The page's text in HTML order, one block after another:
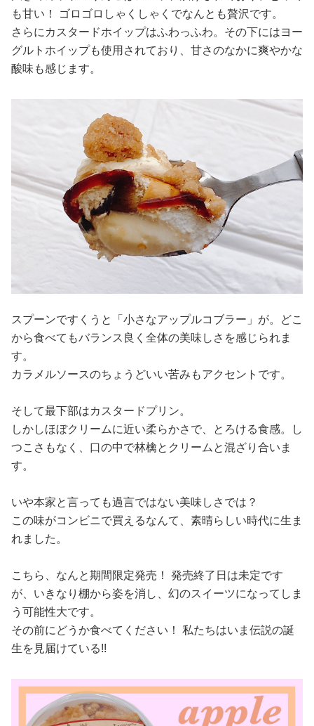
も甘い！ ゴロゴロしゃくしゃくでなんとも贅沢です。
さらにカスタードホイップはふわっふわ。その下にはヨー
グルトホイップも使用されており、甘さのなかに爽やかな
酸味も感じます。
スプーンですくうと「小さなアップルコブラー」が。どこ
から食べてもバランス良く全体の美味しさを感じられま
す。
カラメルソースのちょうどいい苦みもアクセントです。
そして最下部はカスタードプリン。
しかしほぼクリームに近い柔らかさで、とろける食感。し
つこさもなく、口の中で林檎とクリームと混ざり合いま
す。
いや本家と言っても過言ではない美味しさでは？
この味がコンビニで買えるなんて、素晴らしい時代に生ま
れました。
こちら、なんと期間限定発売！ 発売終了日は未定です
が、いきなり棚から姿を消し、幻のスイーツになってしま
う可能性大です。
その前にどうか食べてください！ 私たちはいま伝説の誕
生を見届けている!!